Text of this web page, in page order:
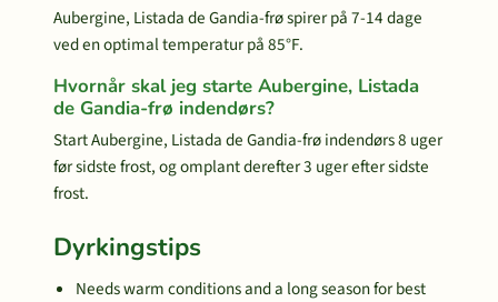
Aubergine, Listada de Gandia-frø spirer på 7-14 dage
ved en optimal temperatur på 85°F.
Hvornår skal jeg starte Aubergine, Listada
de Gandia-frø indendørs?
Start Aubergine, Listada de Gandia-frø indendørs 8 uger
før sidste frost, og omplant derefter 3 uger efter sidste
frost.
Dyrkingstips
Needs warm conditions and a long season for best